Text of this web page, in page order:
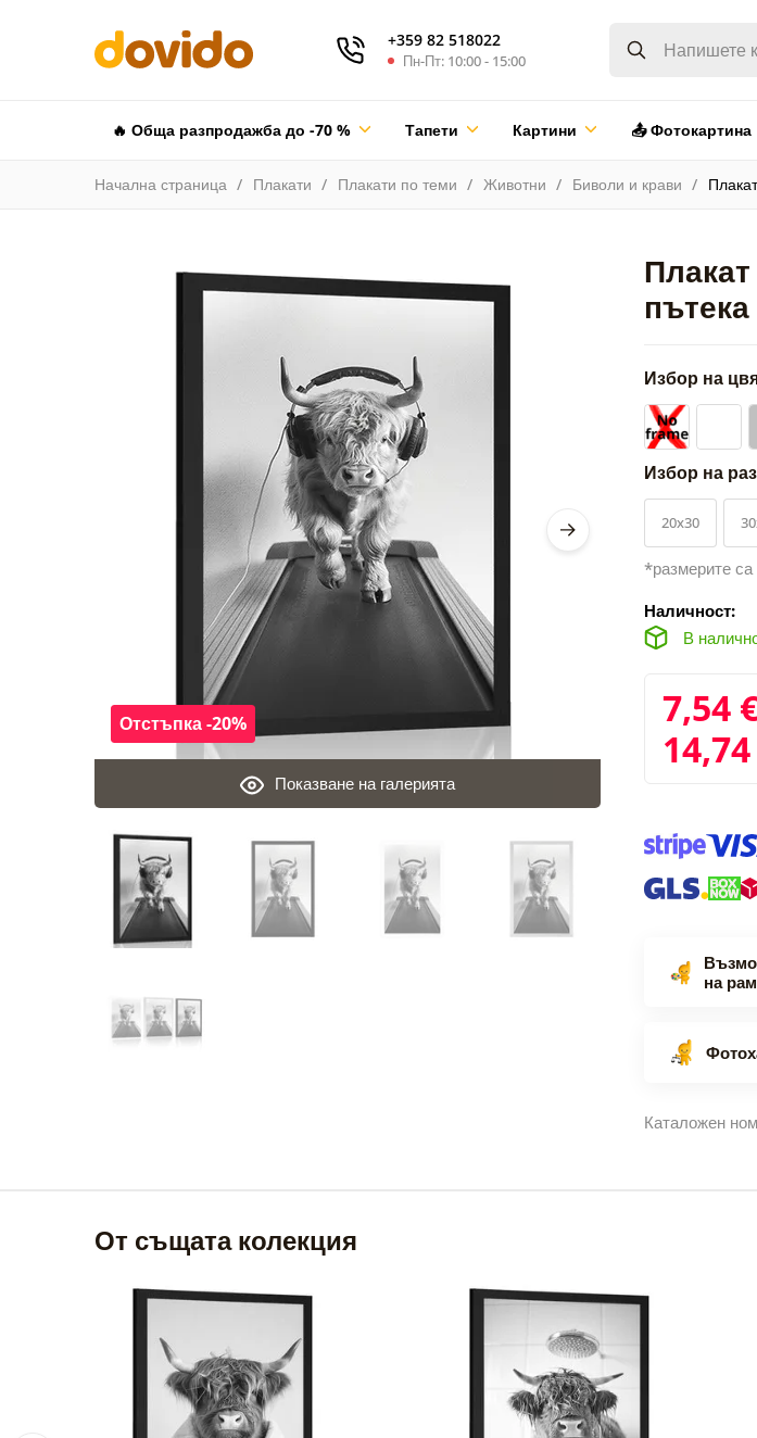
+359 82 518022
Пн-Пт: 10:00 - 15:00
🔥 Обща разпродажба до -70 % Тапети Картини 📤 Фотокартина
Начална страница Плакати Плакати по теми Животни Биволи и крави
пътека
Показване на галерията
Отстъпка -20%
Избор на
Избор на
20x30
*размерите
Наличност:
В
7,54
на
Каталожен
От същата колекция